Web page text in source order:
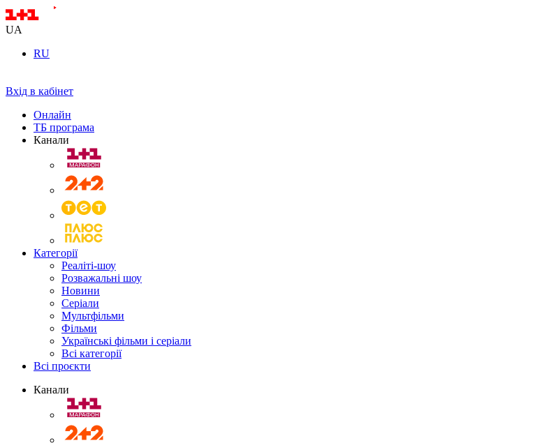
UA
RU
Вхід в кабінет
Онлайн
ТБ програма
Канали
Категорії
Реаліті-шоу
Розважальні шоу
Новини
Серіали
Мультфільми
Фільми
Українські фільми і серіали
Всі категорії
Всі проєкти
Канали